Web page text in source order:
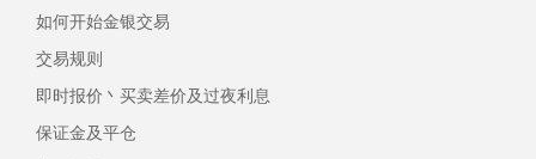
如何开始金银交易
交易规则
即时报价丶买卖差价及过夜利息
保证金及平仓